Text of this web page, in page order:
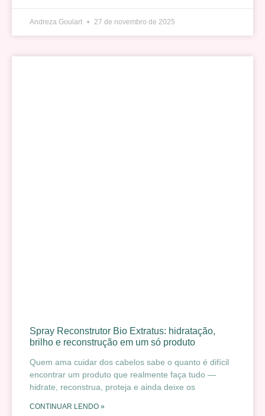
Andreza Goulart 27 de novembro de 2025
Spray Reconstrutor Bio Extratus: hidratação,
brilho e reconstrução em um só produto
Quem ama cuidar dos cabelos sabe o quanto é difícil
encontrar um produto que realmente faça tudo —
hidrate, reconstrua, proteja e ainda deixe os
CONTINUAR LENDO »